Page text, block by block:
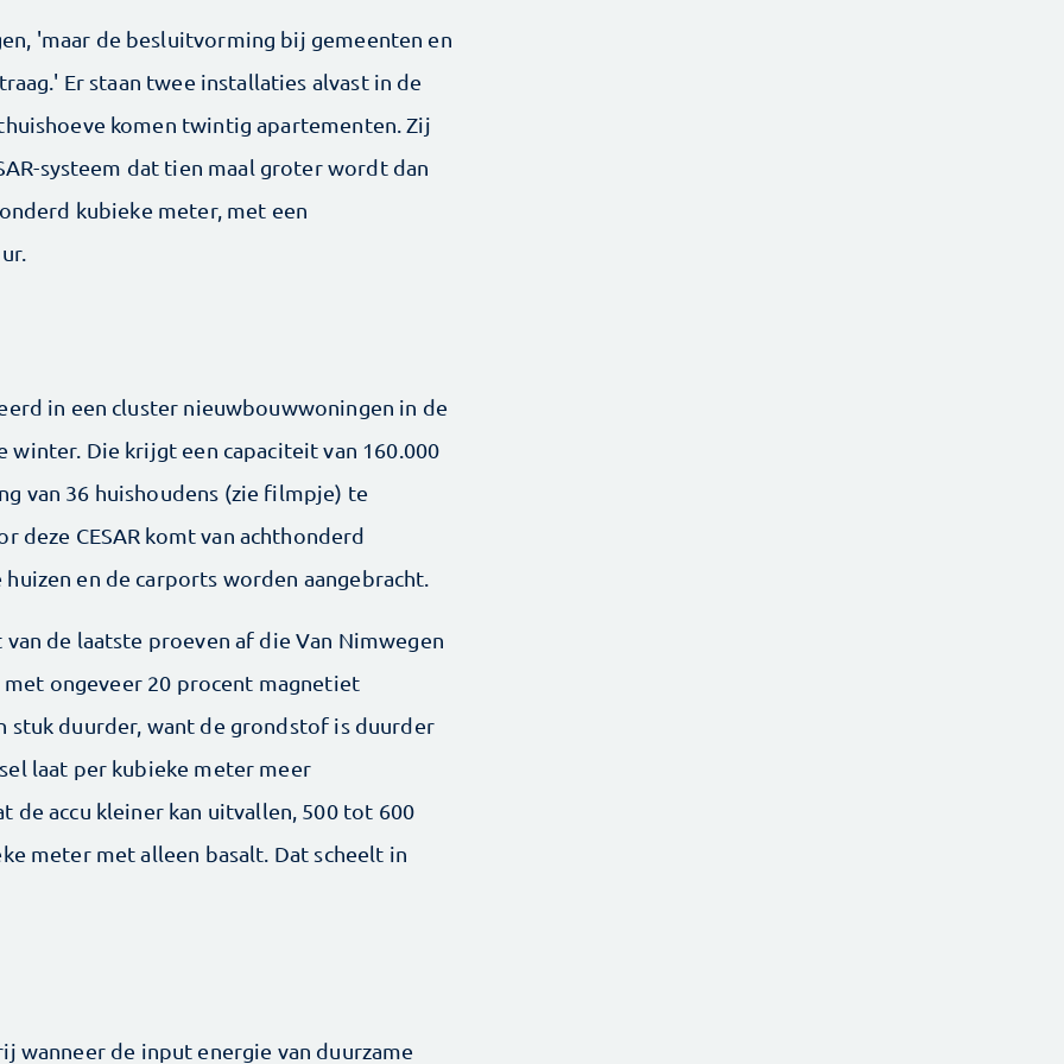
'maar de besluitvorming bij gemeenten en
Er staan twee installaties alvast in de
komen twintig apartementen. Zij
systeem dat tien maal groter wordt dan
kubieke meter, met een
in een cluster nieuwbouwwoningen in de
winter. Die krijgt een capaciteit van 160.000
van 36 huishoudens (zie filmpje) te
deze CESAR komt van achthonderd
en de carports worden aangebracht.
de laatste proeven af die Van Nimwegen
ongeveer 20 procent magnetiet
stuk duurder, want de grondstof is duurder
laat per kubieke meter meer
de accu kleiner kan uitvallen, 500 tot 600
meter met alleen basalt. Dat scheelt in
wanneer de input energie van duurzame